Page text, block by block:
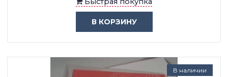
В КОРЗИНУ
В наличии